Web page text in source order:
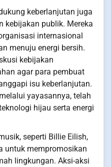
keberlanjutan juga
kebijakan publik. Mereka
internasional
menuju energi bersih.
kebijakan
agar para pembuat
isu keberlanjutan.
yayasannya, telah
hijau serta energi
seperti Billie Eilish,
untuk mempromosikan
lingkungan. Aksi-aksi